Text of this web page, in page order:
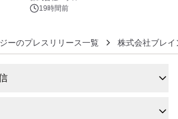
19時間前
ーのプレスリリース一覧 株式会社ブレイ